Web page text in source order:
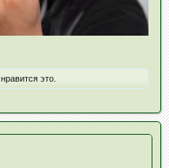
нравится это.